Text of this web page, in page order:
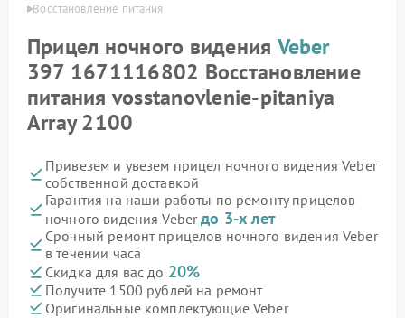
Восстановление питания
Прицел ночного видения Veber
397 1671116802 Восстановление
питания vosstanovlenie-pitaniya
Array 2100
Привезем и увезем прицел ночного видения Veber
собственной доставкой
Гарантия на наши работы по ремонту прицелов
ночного видения Veberдо 3-х лет
Срочный ремонт прицелов ночного видения Veber
в течении часа
Скидка для вас до 20%
Получите 1500 рублей на ремонт
Оригинальные комплектующие Veber